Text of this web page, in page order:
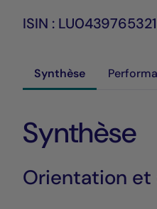
ISIN :
Synthèse
Synthèse
Orientation